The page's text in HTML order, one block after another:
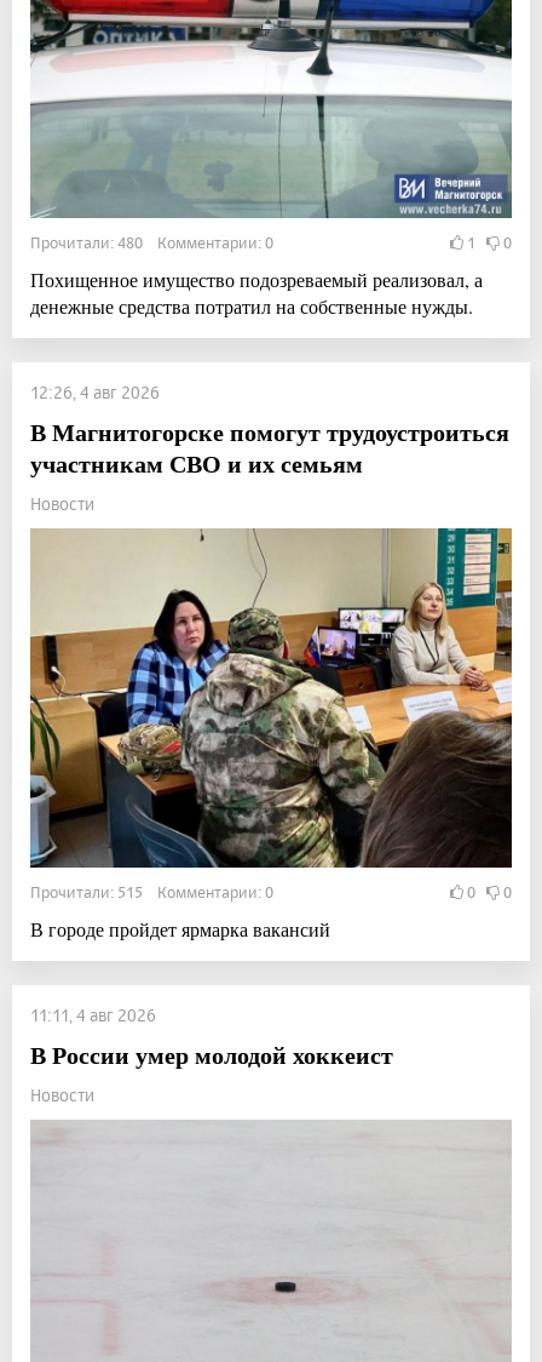
Прочитали: 480 Комментарии: 0 1 0
Похищенное имущество подозреваемый реализовал, а
денежные средства потратил на собственные нужды.
12:26, 4 авг 2026
В Магнитогорске помогут трудоустроиться
участникам СВО и их семьям
Новости
Прочитали: 515 Комментарии: 0 0 0
В городе пройдет ярмарка вакансий
11:11, 4 авг 2026
В России умер молодой хоккеист
Новости